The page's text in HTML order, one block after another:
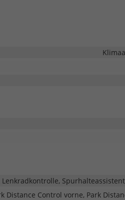
Distance Control vorne, Park